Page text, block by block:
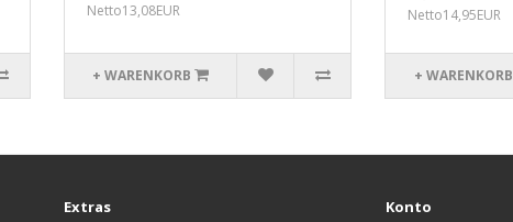
Netto13,08EUR
+ WARENKORB
Netto14,95EUR
+ WARENKORB
Extras Konto